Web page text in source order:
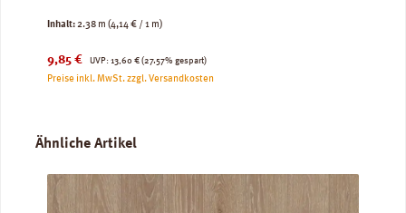
Inhalt:2.38 m (4,14 € / 1 m)
Verkaufspreis:
9,85 € UVP:
Regulärer Preis:
13,60 € (27.57% gespart)
Preise inkl. MwSt. zzgl. Versandkosten
Produktgalerie überspringen
Ähnliche Artikel